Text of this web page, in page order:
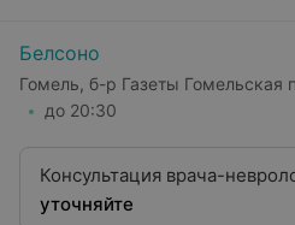
Белсоно
Гомель, б-р Газеты Гомельская
до 20:30
Консультация врача-
квалификационной категории
уточняйте